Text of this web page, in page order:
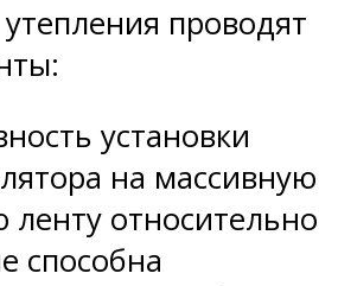
проводят
установки
на массивную
ленту относительно
способна